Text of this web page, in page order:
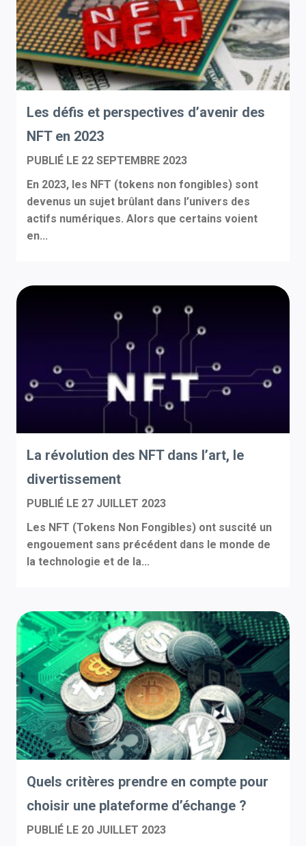
Les défis et perspectives d’avenir des
NFT en 2023
PUBLIÉ LE 22 SEPTEMBRE 2023
En 2023, les NFT (tokens non fongibles) sont
devenus un sujet brûlant dans l’univers des
actifs numériques. Alors que certains voient
en...
La révolution des NFT dans l’art, le
divertissement
PUBLIÉ LE 27 JUILLET 2023
Les NFT (Tokens Non Fongibles) ont suscité un
engouement sans précédent dans le monde de
la technologie et de la...
Quels critères prendre en compte pour
choisir une plateforme d’échange ?
PUBLIÉ LE 20 JUILLET 2023